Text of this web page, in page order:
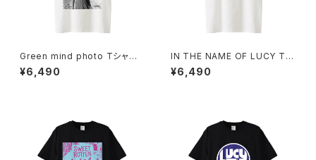
Green mind photo Tシャツ 1
014-230221312
¥6,490
IN THE NAME OF LUCY Tシ
ャツ_Red Medicine 1014-23
0221313
¥6,490